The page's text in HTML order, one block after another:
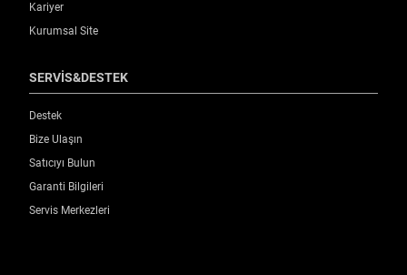
Kariyer
Kurumsal Site
SERVİS&DESTEK
Destek
Bize Ulaşın
Satıcıyı Bulun
Garanti Bilgileri
Servis Merkezleri